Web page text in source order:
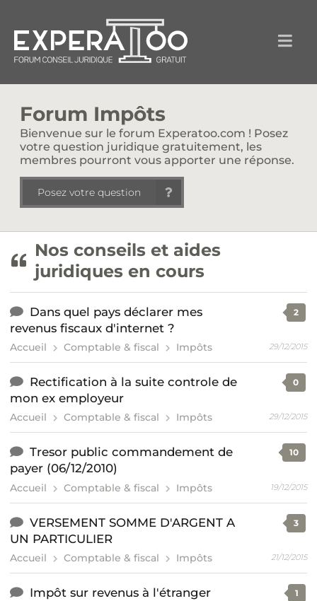
Forum Impôts
Bienvenue sur le forum Experatoo.com ! Posez
votre question juridique gratuitement, les
membres pourront vous apporter une réponse.
Posez votre question
Nos conseils et aides
juridiques en cours
Dans quel pays déclarer mes
revenus fiscaux d'internet ?
Accueil Comptable & fiscal Impôts
2
29/12/2015
Rectification à la suite controle de
mon ex employeur
Accueil Comptable & fiscal Impôts
0
29/12/2015
Tresor public commandement de
payer (06/12/2010)
Accueil Comptable & fiscal Impôts
10
19/12/2015
VERSEMENT SOMME D'ARGENT A
UN PARTICULIER
Accueil Comptable & fiscal Impôts
3
21/12/2015
Impôt sur revenus à l'étranger 1